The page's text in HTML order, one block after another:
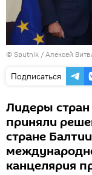
© Sputnik / Алексей
Подписаться
Лидеры
приняли
стране
канцелярия